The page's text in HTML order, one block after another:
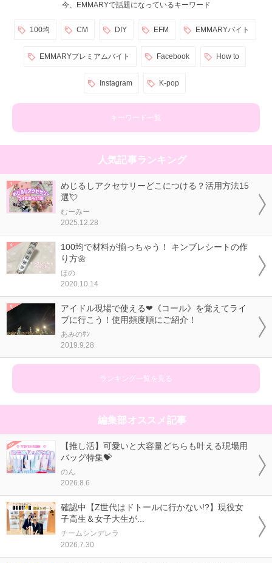
今、EMMARYで話題になっているキーワード
100均 CM DIY EFM EMMARYバイト
EMMARYプレミアムバイト Facebook How to
Instagram K-pop
キーワード一覧
人気記事ランキング
めじるしアクセサリーどこにつける？活用方法15
選💘
むーみー
2025.12.28
100均で材料が揃っちゃう！ キンブレシートの作
り方🌼
ほの
2020.10.14
アイドル現場で使える❤《コール》を覚えてライ
ブに行こう！使用頻度順にご紹介！
あみのｻﾝ
2019.9.28
ランキング一覧を見る
編集部オススメ記事
【推し活】可愛いと大容量どちらも叶える現場用
バッグ特集💝
のん
2026.8.6
確認中【Z世代はドトールに行かない!?】現役女
子高生＆女子大生が...
チームシンデレラ
2026.7.30